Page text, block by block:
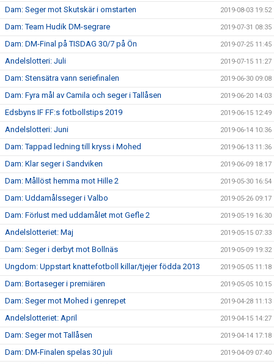
Dam: Seger mot Skutskär i omstarten 2019-08-03 19:52
Dam: Team Hudik DM-segrare 2019-07-31 08:35
Dam: DM-Final på TISDAG 30/7 på Ön 2019-07-25 11:45
Andelslotteri: Juli 2019-07-15 11:27
Dam: Stensätra vann seriefinalen 2019-06-30 09:08
Dam: Fyra mål av Camila och seger i Tallåsen 2019-06-20 14:03
Edsbyns IF FF:s fotbollstips 2019 2019-06-15 12:49
Andelslotteri: Juni 2019-06-14 10:36
Dam: Tappad ledning till kryss i Mohed 2019-06-13 11:36
Dam: Klar seger i Sandviken 2019-06-09 18:17
Dam: Mållöst hemma mot Hille 2 2019-05-30 16:54
Dam: Uddamålsseger i Valbo 2019-05-26 09:17
Dam: Förlust med uddamålet mot Gefle 2 2019-05-19 16:30
Andelslotteriet: Maj 2019-05-15 07:33
Dam: Seger i derbyt mot Bollnäs 2019-05-09 19:32
Ungdom: Uppstart knattefotboll killar/tjejer födda 2013 2019-05-05 11:18
Dam: Bortaseger i premiären 2019-05-05 10:15
Dam: Seger mot Mohed i genrepet 2019-04-28 11:13
Andelslotteriet: April 2019-04-15 14:27
Dam: Seger mot Tallåsen 2019-04-14 17:18
Dam: DM-Finalen spelas 30 juli 2019-04-09 07:40